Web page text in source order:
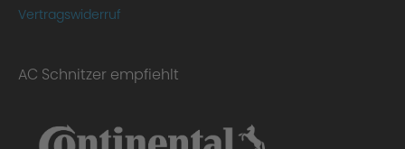
Vertragswiderruf
AC Schnitzer empfiehlt